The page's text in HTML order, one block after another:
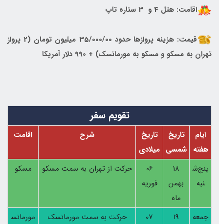
اقامت: هتل 4 و 3 ستاره تاپ
قیمت: هزینه پروازها حدود 35/000/00 میلیون تومان (2 پرواز
تهران به مسکو و مسکو به مورمانسک) + 990 دلار آمریکا
تقویم سفر
ایام
هفته
تاریخ
شمسی
تاریخ
میلادی
شرح اقامت
پنج‌ش
نبه
18
بهمن
ماه
06
فوریه
حرکت از تهران به سمت مسکو مسکو
جمعه
19
07
حرکت به سمت مورمانسک
مورمانس